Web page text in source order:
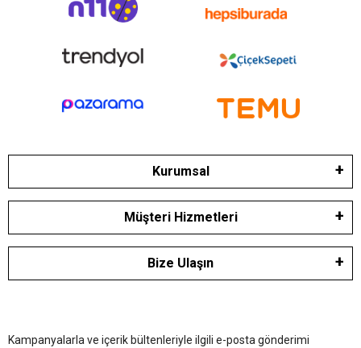
Kurumsal
Müşteri Hizmetleri
Bize Ulaşın
Kampanyalarla ve içerik bültenleriyle ilgili e-posta gönderimi